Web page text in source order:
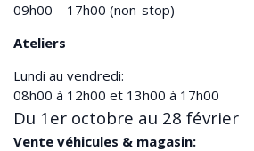
09h00 – 17h00 (non-stop)
Ateliers
Lundi au vendredi:
08h00 à 12h00 et 13h00 à 17h00
Du 1er octobre au 28 février
Vente véhicules & magasin: